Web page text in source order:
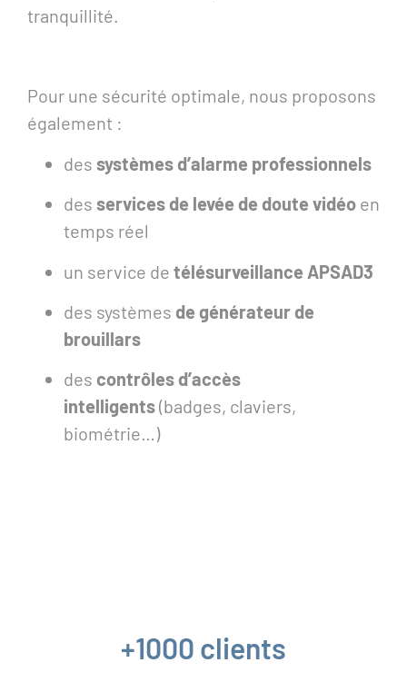
tranquillité.
Pour une sécurité optimale, nous proposons
également :
des systèmes d’alarme professionnels
des services de levée de doute vidéo en
temps réel
un service de télésurveillance APSAD3
des systèmes de générateur de
brouillars
des contrôles d’accès
intelligents(badges, claviers,
biométrie…)
+1000 clients